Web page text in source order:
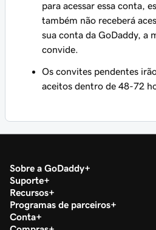
para acessar essa conta,
também não receberá
sua conta da GoDaddy, a
convide.
Os convites pendentes
aceitos dentro de 48-72
Sobre a GoDaddy
Suporte
Recursos
Programas de parceiros
Conta